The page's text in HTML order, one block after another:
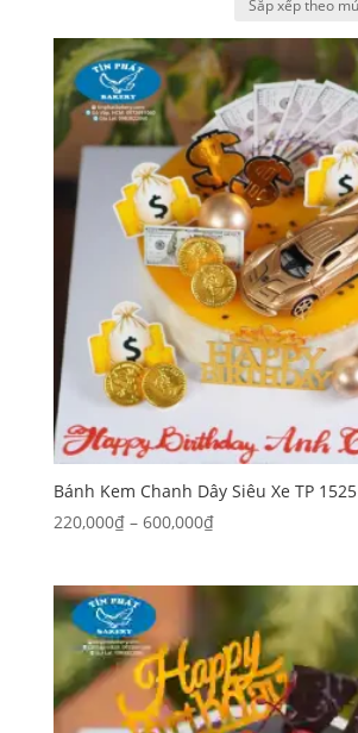
xếp
theo
độ
phổ
biến
Bánh Kem Chanh Dây Siêu Xe TP 1525
220,000₫ – 600,000₫Khoảng
220,000₫
đến
600,000₫